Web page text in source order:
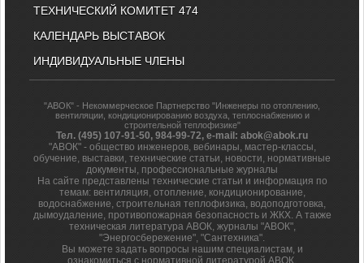
ТЕХНИЧЕСКИЙ КОМИТЕТ 474
КАЛЕНДАРЬ ВЫСТАВОК
ИНДИВИДУАЛЬНЫЕ ЧЛЕНЫ
"АВОК" - Некоммерческое Партнерство "Инженеры по отоплению,
вентиляции, кондиционированию воздуха, теплоснабжению и
строительной теплофизике"
Тел. (495) 107-91-50, 984-99-72, e-mail: abok@abok.ru
"АВОК" - общество инженеров, вебинары, мастер-классы,
обучение, выставки, технические статьи, новости, нормативные
документы, профессиональные журналы
На сайте представлены технические статьи и информация по
темам: вентиляция, отопление, кондиционирование,
водоснабжение, строительная теплофизика, водоподготовка,
дымоудаление, противопожарная безопасность и ЖКХ. А также
техническая литература АВОК, журналы "АВОК",
"Энергосбережение", "Сантехника".
Вы можете задать вопросы нашим специалистам, и
ознакомиться с нормативной литературой АВОК.